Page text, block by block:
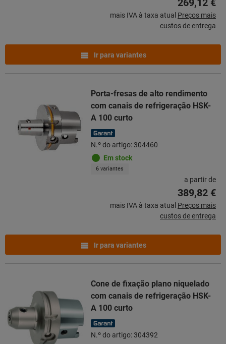
mais IVA à taxa atual Preços mais
custos de entrega
Ir para variantes
Porta-fresas de alto rendimento
com canais de refrigeração HSK-
A 100 curto
N.º do artigo: 304460
Em stock
6 variantes
a partir de
389,82 €
mais IVA à taxa atual Preços mais
custos de entrega
Ir para variantes
Cone de fixação plano niquelado
com canais de refrigeração HSK-
A 100 curto
N.º do artigo: 304392